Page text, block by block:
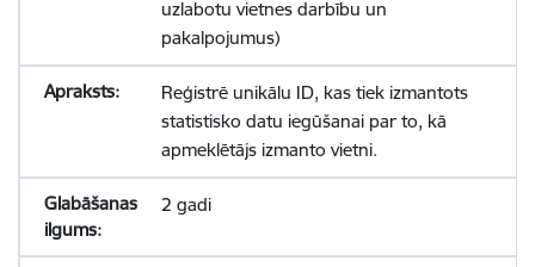
uzlabotu vietnes darbību un
pakalpojumus)
Reģistrē unikālu ID, kas tiek izmantots
statistisko datu iegūšanai par to, kā
apmeklētājs izmanto vietni.
2 gadi